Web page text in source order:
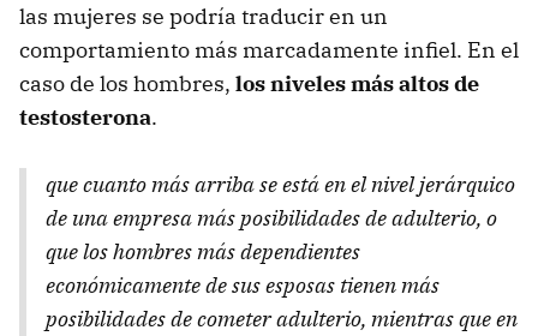
las mujeres se podría traducir en un
comportamiento más marcadamente infiel. En el
caso de los hombres, los niveles más altos de
testosterona.
que cuanto más arriba se está en el nivel jerárquico
de una empresa más posibilidades de adulterio, o
que los hombres más dependientes
económicamente de sus esposas tienen más
posibilidades de cometer adulterio, mientras que en